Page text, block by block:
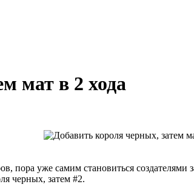
мат в 2 хода
пора уже самим становиться
черных, затем #2.